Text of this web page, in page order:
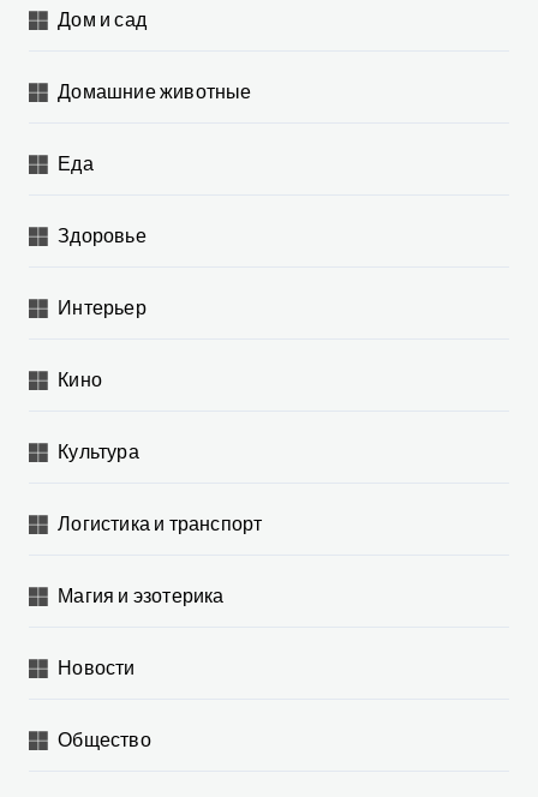
Дом и сад
Домашние животные
Еда
Здоровье
Интерьер
Кино
Культура
Логистика и транспорт
Магия и эзотерика
Новости
Общество